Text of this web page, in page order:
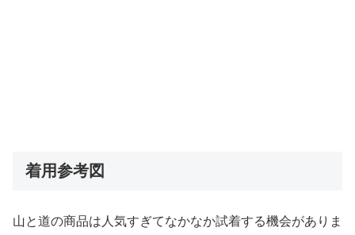
着用参考図
山と道の商品は人気すぎてなかなか試着する機会がありま